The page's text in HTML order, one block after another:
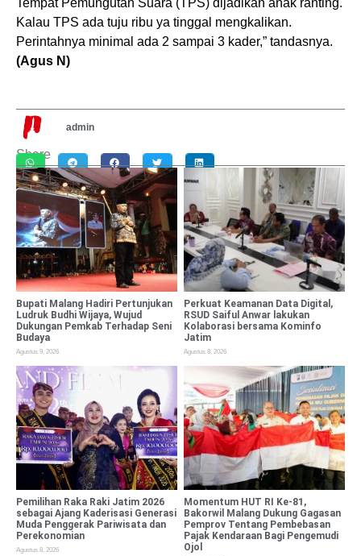
Tempat Pemungutan Suara (TPS) dijadikan anak ranting.
Kalau TPS ada tuju ribu ya tinggal mengkalikan.
Perintahnya minimal ada 2 sampai 3 kader,” tandasnya.
(Agus N)
admin
Share
Bupati Malang Hadiri Pertunjukan
Ludruk Budhi Wijaya, Wujud
Dukungan Pemkab Terhadap Seni
Budaya
Agustus 9, 2026
Perkuat Keamanan Data Digital,
RSUD Saiful Anwar lakukan
Kolaborasi bersama Kominfo
Jatim
Agustus 8, 2026
Pemilihan Raka Raki Jatim 2026
sebagai Ajang Kaderisasi Generasi
Muda Penggerak Pariwisata dan
Perekonomian
Agustus 8, 2026
Momentum HUT RI Ke-81,
Bakorwil Malang Dukung Gagasan
Pemprov Tentang Pembebasan
Pajak Kendaraan Bagi Pengemudi
Ojol